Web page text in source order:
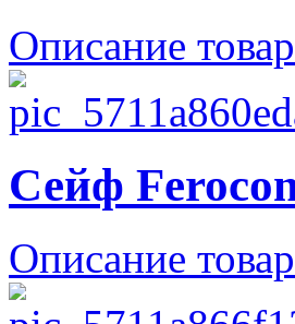
Описание
Сейф
Описание